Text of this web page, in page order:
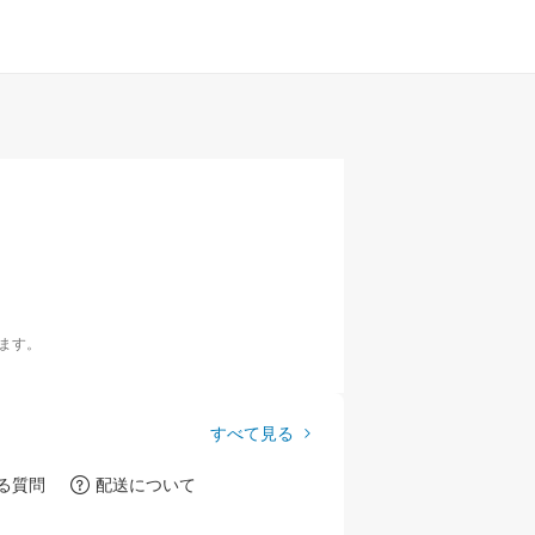
す。
すべて見る
質問 配送について